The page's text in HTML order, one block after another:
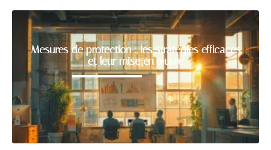
Mesures de protection : les stratégies efficaces
et leur mise en œuvre